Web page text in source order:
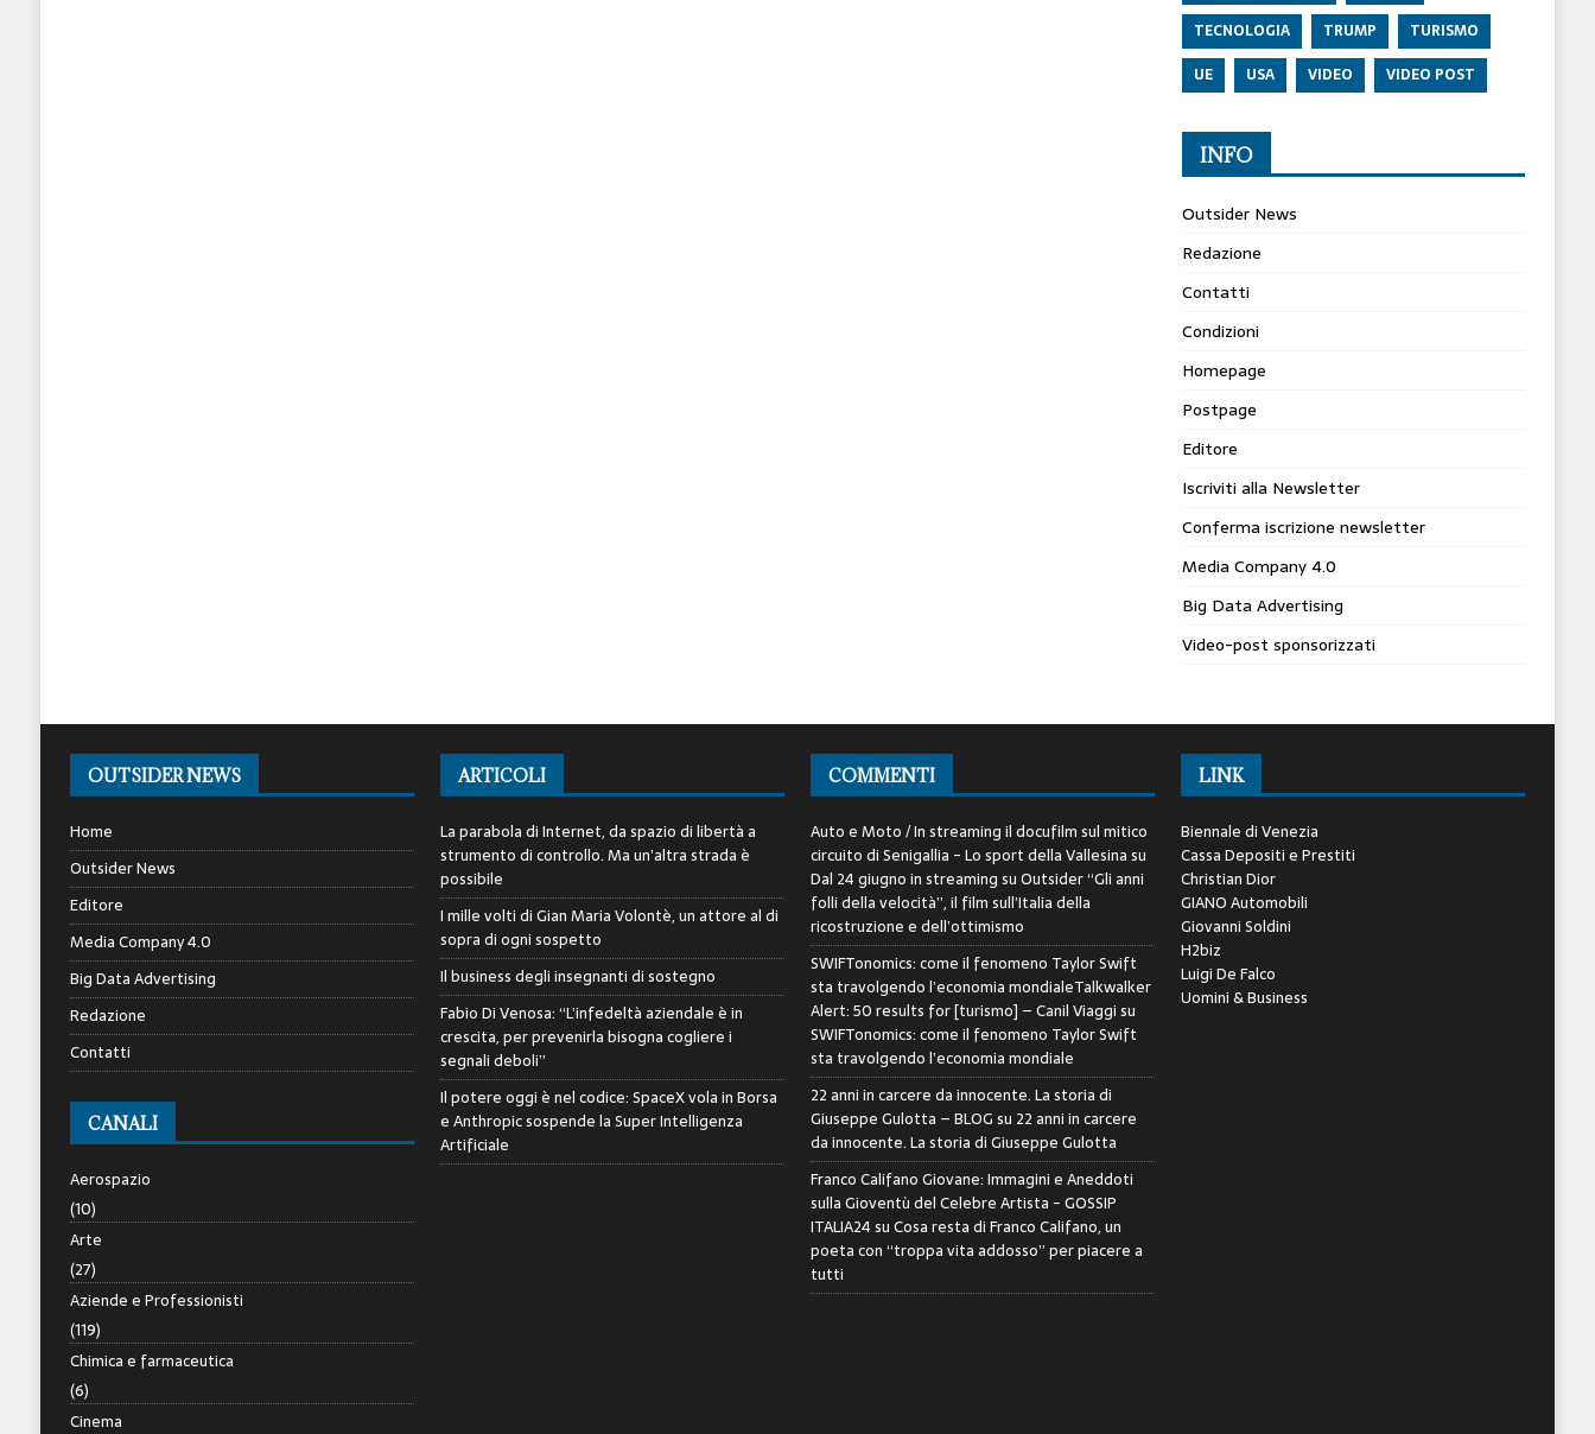
TECNOLOGIA
TRUMP
TURISMO
UE
USA VIDEO VIDEO POST
INFO
Outsider News
Redazione
Contatti
Condizioni
Homepage
Postpage
Editore
Iscriviti alla Newsletter
Conferma iscrizione newsletter
Media Company 4.0
Big Data Advertising
Video-post sponsorizzati
OUTSIDER NEWS
Home
Outsider News
Editore
Media Company 4.0
Big Data Advertising
Redazione
Contatti
CANALI
Aerospazio
(10)
Arte
(27)
Aziende e Professionisti
(119)
Chimica e farmaceutica
(6)
Cinema
ARTICOLI
La parabola di Internet, da spazio di libertà a
strumento di controllo. Ma un’altra strada è
possibile
I mille volti di Gian Maria Volontè, un attore al di
sopra di ogni sospetto
Il business degli insegnanti di sostegno
Fabio Di Venosa: “L’infedeltà aziendale è in
crescita, per prevenirla bisogna cogliere i
segnali deboli”
Il potere oggi è nel codice: SpaceX vola in Borsa
e Anthropic sospende la Super Intelligenza
Artificiale
COMMENTI
Auto e Moto / In streaming il docufilm sul mitico
circuito di Senigallia - Lo sport della Vallesinasu
Dal 24 giugno in streaming su Outsider “Gli anni
folli della velocità”, il film sull’Italia della
ricostruzione e dell’ottimismo
SWIFTonomics: come il fenomeno Taylor Swift
sta travolgendo l’economia mondialeTalkwalker
Alert: 50 results for [turismo] – Canil Viaggisu
SWIFTonomics: come il fenomeno Taylor Swift
sta travolgendo l’economia mondiale
22 anni in carcere da innocente. La storia di
Giuseppe Gulotta – BLOGsu 22 anni in carcere
da innocente. La storia di Giuseppe Gulotta
Franco Califano Giovane: Immagini e Aneddoti
sulla Gioventù del Celebre Artista - GOSSIP
ITALIA24suCosa resta di Franco Califano, un
poeta con “troppa vita addosso” per piacere a
tutti
LINK
Biennale di Venezia
Cassa Depositi e Prestiti
Christian Dior
GIANO Automobili
Giovanni Soldini
H2biz
Luigi De Falco
Uomini & Business